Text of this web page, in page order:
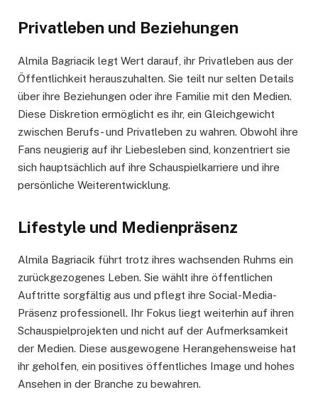
Privatleben und Beziehungen
Almila Bagriacik legt Wert darauf, ihr Privatleben aus der
Öffentlichkeit herauszuhalten. Sie teilt nur selten Details
über ihre Beziehungen oder ihre Familie mit den Medien.
Diese Diskretion ermöglicht es ihr, ein Gleichgewicht
zwischen Berufs- und Privatleben zu wahren. Obwohl ihre
Fans neugierig auf ihr Liebesleben sind, konzentriert sie
sich hauptsächlich auf ihre Schauspielkarriere und ihre
persönliche Weiterentwicklung.
Lifestyle und Medienpräsenz
Almila Bagriacik führt trotz ihres wachsenden Ruhms ein
zurückgezogenes Leben. Sie wählt ihre öffentlichen
Auftritte sorgfältig aus und pflegt ihre Social-Media-
Präsenz professionell. Ihr Fokus liegt weiterhin auf ihren
Schauspielprojekten und nicht auf der Aufmerksamkeit
der Medien. Diese ausgewogene Herangehensweise hat
ihr geholfen, ein positives öffentliches Image und hohes
Ansehen in der Branche zu bewahren.